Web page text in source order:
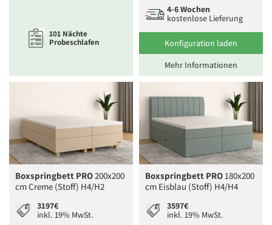
101 Nächte
Probeschlafen
4-6 Wochen
kostenlose Lieferung
Konfiguration laden
Mehr Informationen
Boxspringbett PRO200x200
cm Creme (Stoff) H4/H2
3197€
inkl. 19% MwSt.
Boxspringbett PRO180x200
cm Eisblau (Stoff) H4/H4
3597€
inkl. 19% MwSt.